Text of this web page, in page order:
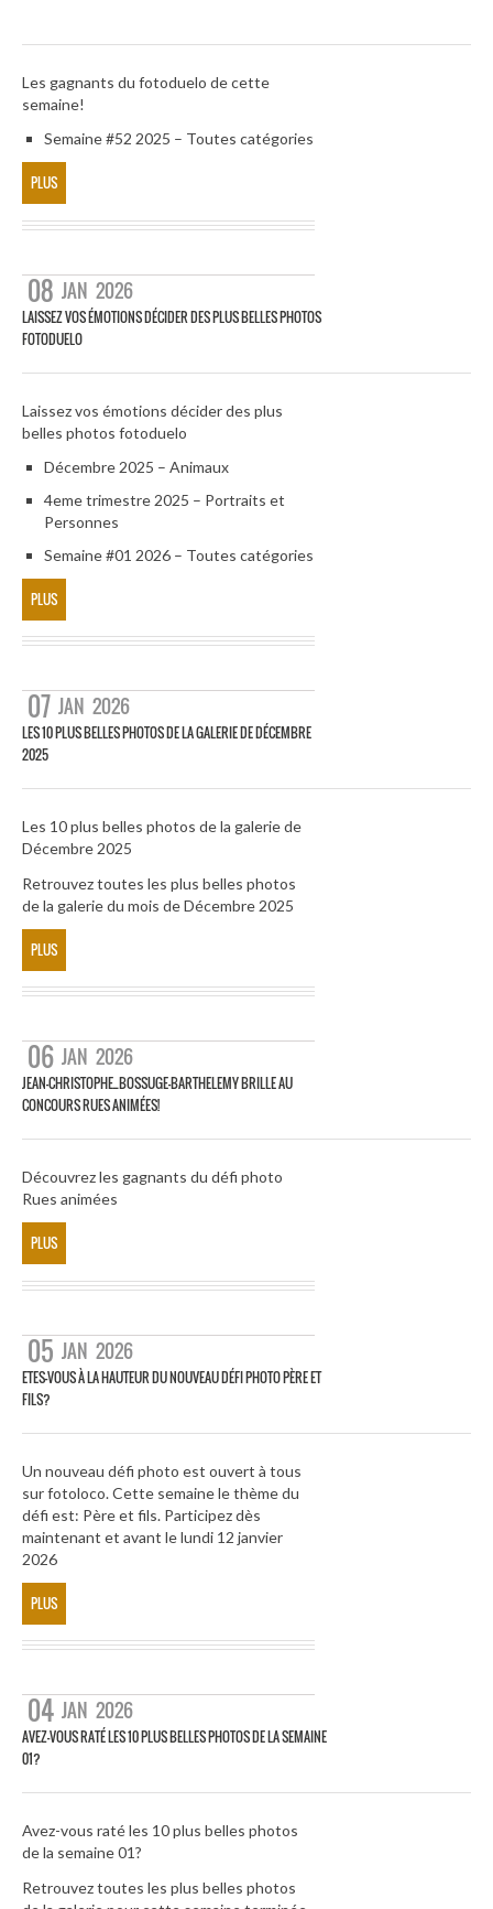
Les gagnants du fotoduelo de cette
semaine!
Semaine #52 2025 – Toutes catégories
PLUS
08 JAN 2026
LAISSEZ VOS ÉMOTIONS DÉCIDER DES PLUS BELLES PHOTOS
FOTODUELO
Laissez vos émotions décider des plus
belles photos fotoduelo
Décembre 2025 – Animaux
4eme trimestre 2025 – Portraits et
Personnes
Semaine #01 2026 – Toutes catégories
PLUS
07 JAN 2026
LES 10 PLUS BELLES PHOTOS DE LA GALERIE DE DÉCEMBRE
2025
Les 10 plus belles photos de la galerie de
Décembre 2025
Retrouvez toutes les plus belles photos
de la galerie du mois de Décembre 2025
PLUS
06 JAN 2026
JEAN-CHRISTOPHE_BOSSUGE-BARTHELEMY BRILLE AU
CONCOURS RUES ANIMÉES!
Découvrez les gagnants du défi photo
Rues animées
PLUS
05 JAN 2026
ETES-VOUS À LA HAUTEUR DU NOUVEAU DÉFI PHOTO PÈRE ET
FILS?
Un nouveau défi photo est ouvert à tous
sur fotoloco. Cette semaine le thème du
défi est: Père et fils. Participez dès
maintenant et avant le lundi 12 janvier
2026
PLUS
04 JAN 2026
AVEZ-VOUS RATÉ LES 10 PLUS BELLES PHOTOS DE LA SEMAINE
01?
Avez-vous raté les 10 plus belles photos
de la semaine 01?
Retrouvez toutes les plus belles photos